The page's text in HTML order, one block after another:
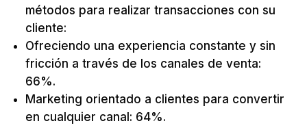
métodos para realizar transacciones con su
cliente:
Ofreciendo una experiencia constante y sin
fricción a través de los canales de venta:
66%.
Marketing orientado a clientes para convertir
en cualquier canal: 64%.